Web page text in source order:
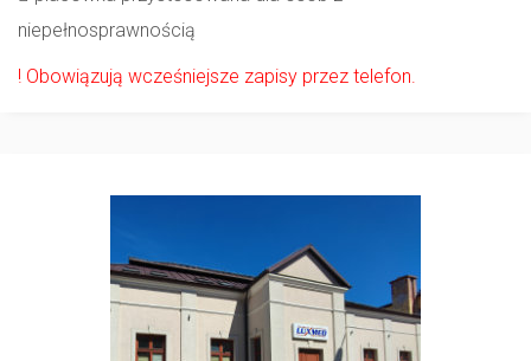
niepełnosprawnością
! Obowiązują wcześniejsze zapisy przez telefon.